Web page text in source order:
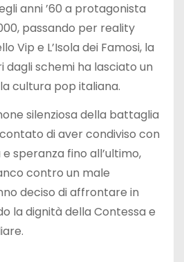
anni ’60 a protagonista
passando per reality
Vip e L’Isola dei Famosi, la
dagli schemi ha lasciato un
cultura pop italiana.
silenziosa della battaglia
di aver condiviso con
speranza fino all’ultimo,
contro un male
deciso di affrontare in
la dignità della Contessa e